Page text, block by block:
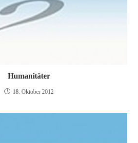
Humanitäter
18. Oktober 2012